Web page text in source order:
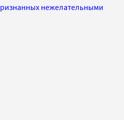
нежелательными